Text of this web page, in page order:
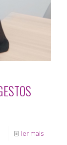
ler mais